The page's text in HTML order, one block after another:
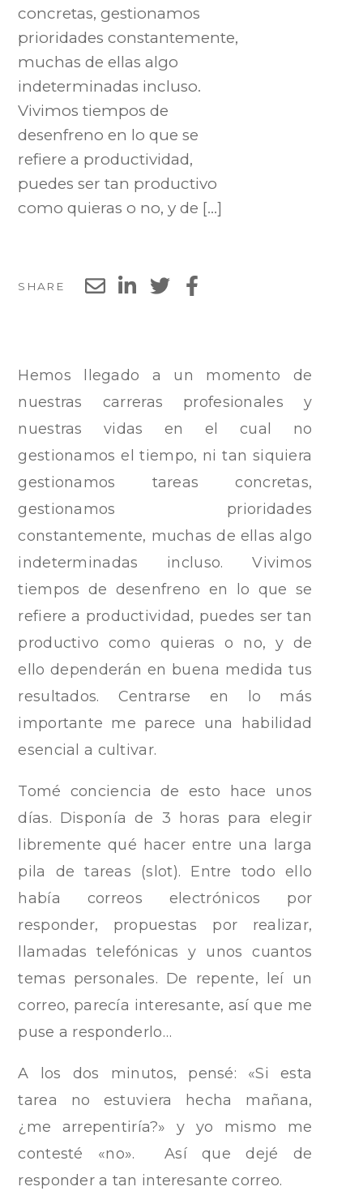
concretas, gestionamos
prioridades constantemente,
muchas de ellas algo
indeterminadas incluso.
Vivimos tiempos de
desenfreno en lo que se
refiere a productividad,
puedes ser tan productivo
como quieras o no, y de […]
SHARE
Hemos llegado a un momento de
nuestras carreras profesionales y
nuestras vidas en el cual no
gestionamos el tiempo, ni tan siquiera
gestionamos tareas concretas,
gestionamos prioridades
constantemente, muchas de ellas algo
indeterminadas incluso. Vivimos
tiempos de desenfreno en lo que se
refiere a productividad, puedes ser tan
productivo como quieras o no, y de
ello dependerán en buena medida tus
resultados. Centrarse en lo más
importante me parece una habilidad
esencial a cultivar.
Tomé conciencia de esto hace unos
días. Disponía de 3 horas para elegir
libremente qué hacer entre una larga
pila de tareas (slot). Entre todo ello
había correos electrónicos por
responder, propuestas por realizar,
llamadas telefónicas y unos cuantos
temas personales. De repente, leí un
correo, parecía interesante, así que me
puse a responderlo…
A los dos minutos, pensé: «Si esta
tarea no estuviera hecha mañana,
¿me arrepentiría?» y yo mismo me
contesté «no». Así que dejé de
responder a tan interesante correo.